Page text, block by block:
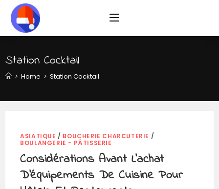
content
Station Cocktail
> Home > Station Cocktail
ASIATIQUE / BOUCHERIE CHARCUTERIE /
BOULANGERIE - PÂTISSERIE
Considérations Avant L’achat
D’équipements De Cuisine Pour